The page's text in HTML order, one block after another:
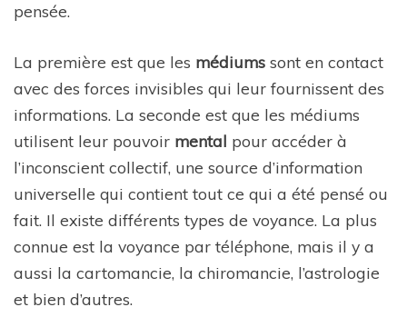
pensée.
La première est que les médiums sont en contact
avec des forces invisibles qui leur fournissent des
informations. La seconde est que les médiums
utilisent leur pouvoir mental pour accéder à
l’inconscient collectif, une source d’information
universelle qui contient tout ce qui a été pensé ou
fait. Il existe différents types de voyance. La plus
connue est la voyance par téléphone, mais il y a
aussi la cartomancie, la chiromancie, l’astrologie
et bien d’autres.